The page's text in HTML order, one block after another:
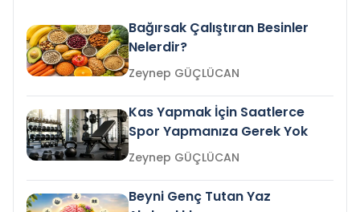
Bağırsak Çalıştıran Besinler
Nelerdir?
Zeynep GÜÇLÜCAN
Kas Yapmak İçin Saatlerce
Spor Yapmanıza Gerek Yok
Zeynep GÜÇLÜCAN
Beyni Genç Tutan Yaz